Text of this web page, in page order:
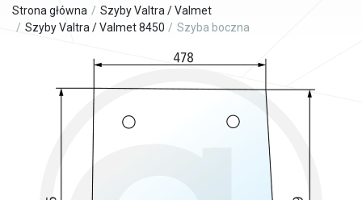
Strona główna
Szyby Valtra / Valmet
Szyby Valtra / Valmet 8450
Szyba boczna